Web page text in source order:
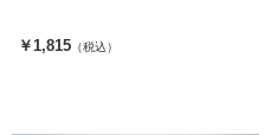
￥1,815 （税込）